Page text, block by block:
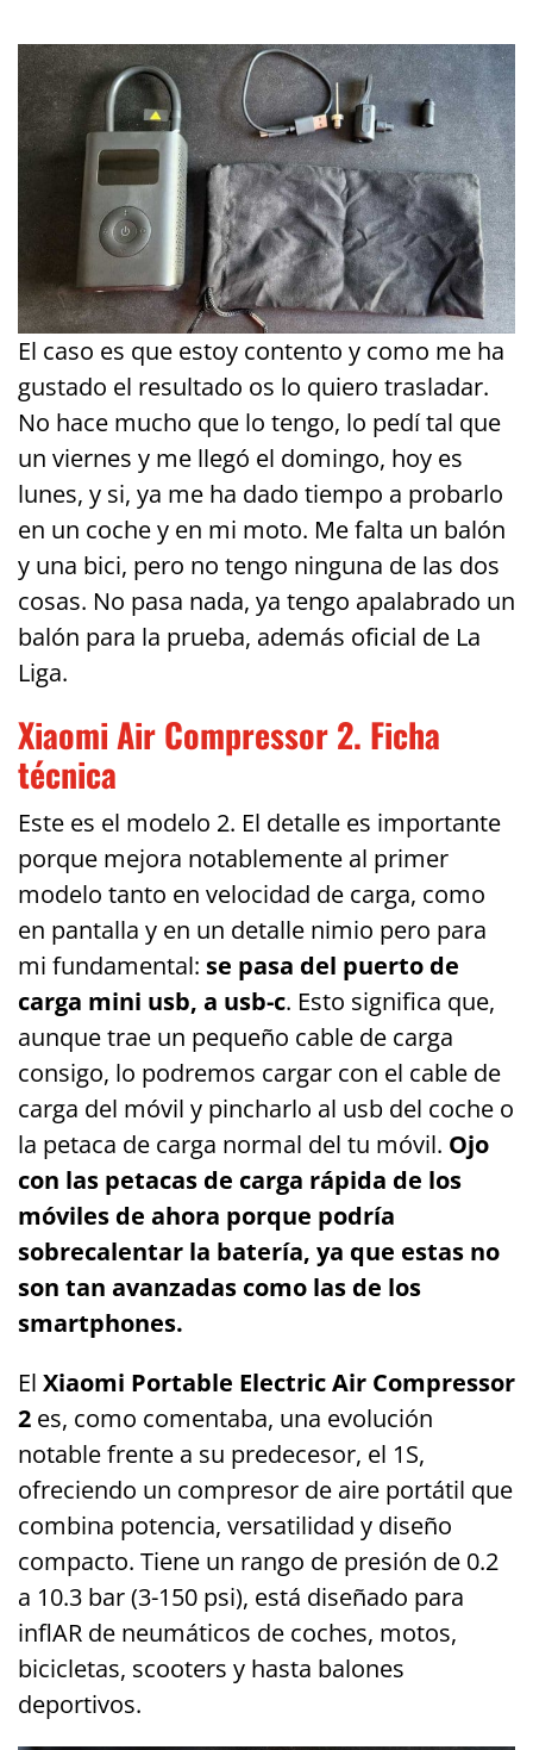
El caso es que estoy contento y como me ha
gustado el resultado os lo quiero trasladar.
No hace mucho que lo tengo, lo pedí tal que
un viernes y me llegó el domingo, hoy es
lunes, y si, ya me ha dado tiempo a probarlo
en un coche y en mi moto. Me falta un balón
y una bici, pero no tengo ninguna de las dos
cosas. No pasa nada, ya tengo apalabrado un
balón para la prueba, además oficial de La
Liga.
Xiaomi Air Compressor 2. Ficha
técnica
Este es el modelo 2. El detalle es importante
porque mejora notablemente al primer
modelo tanto en velocidad de carga, como
en pantalla y en un detalle nimio pero para
mi fundamental: se pasa del puerto de
carga mini usb, a usb-c. Esto significa que,
aunque trae un pequeño cable de carga
consigo, lo podremos cargar con el cable de
carga del móvil y pincharlo al usb del coche o
la petaca de carga normal del tu móvil. Ojo
con las petacas de carga rápida de los
móviles de ahora porque podría
sobrecalentar la batería, ya que estas no
son tan avanzadas como las de los
smartphones.
El Xiaomi Portable Electric Air Compressor
2 es, como comentaba, una evolución
notable frente a su predecesor, el 1S,
ofreciendo un compresor de aire portátil que
combina potencia, versatilidad y diseño
compacto. Tiene un rango de presión de 0.2
a 10.3 bar (3-150 psi), está diseñado para
inflAR de neumáticos de coches, motos,
bicicletas, scooters y hasta balones
deportivos.